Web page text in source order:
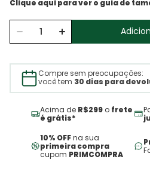
Compre sem preocupações:
você tem 30 dias para
Acima de R$299 o frete
é grátis*
10% OFFna sua
primeira compra
cupom PRIMCOMPRA